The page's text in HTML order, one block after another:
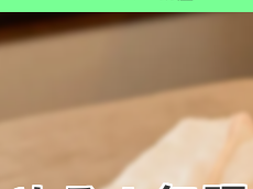
単科講座
ホームドクター講座について